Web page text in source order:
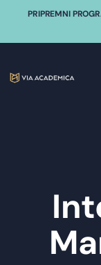
PRIPREMNI